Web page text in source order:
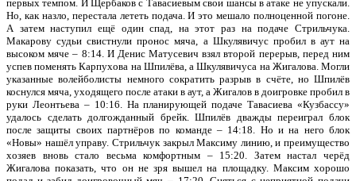
первых темпом. И Щербаков с Тавасиевым свои шансы в атаке не упускали.
Но, как назло, перестала лететь подача. И это мешало полноценной погоне.
А затем наступил ещё один спад, на этот раз на подаче Стрильчука.
Макарову судьи свистнули пронос мяча, а Шкулявичус пробил в аут на
высоком мяче – 8:14. И Денис Матусевич взял второй перерыв, перед ним
успев поменять Карпухова на Шпилёва, а Шкулявичуса на Жигалова. Могли
указанные волейболисты немного сократить разрыв в счёте, но Шпилёв
коснулся мяча, уходящего после атаки в аут, а Жигалов в доигровке пробил в
руки Леонтьева – 10:16. На планирующей подаче Тавасиева «Кузбассу»
удалось сделать долгожданный брейк. Шпилёв дважды переиграл блок
после защиты своих партнёров по команде – 14:18. Но и на него блок
«Новы» нашёл управу. Стрильчук закрыл Максиму линию, и преимущество
хозяев вновь стало весьма комфортным – 15:20. Затем настал черёд
Жигалова показать, что он не зря вышел на площадку. Максим хорошо